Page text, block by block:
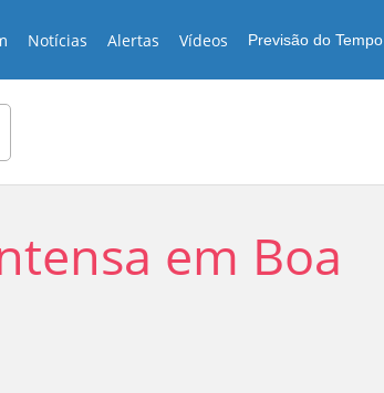
Notícias Alertas Vídeos Previsão do Tempo
em Boa